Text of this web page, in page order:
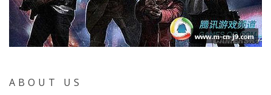
ABOUT US